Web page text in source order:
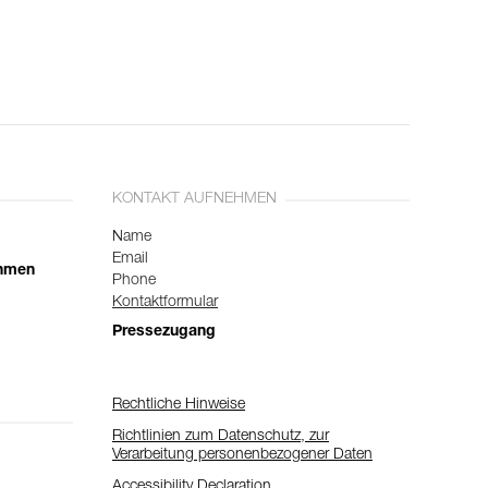
KONTAKT AUFNEHMEN
Name
Email
Phone
Kontaktformular
Pressezugang
Rechtliche Hinweise
Richtlinien zum Datenschutz, zur
Verarbeitung personenbezogener Daten